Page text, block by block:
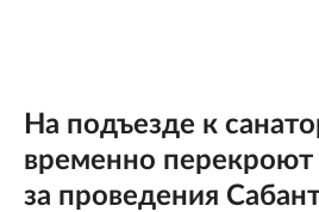
На подъезде к
временно
за проведения